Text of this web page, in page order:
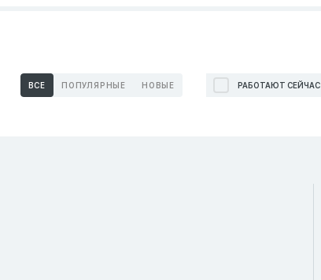
ВСЕ ПОПУЛЯРНЫЕ НОВЫЕ РАБОТАЮТ СЕЙЧАС